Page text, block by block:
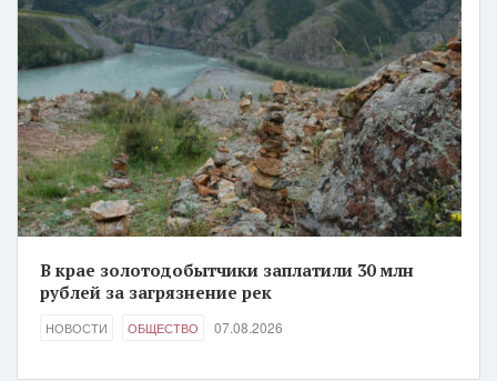
В крае золотодобытчики заплатили 30 млн
рублей за загрязнение рек
НОВОСТИ ОБЩЕСТВО 07.08.2026